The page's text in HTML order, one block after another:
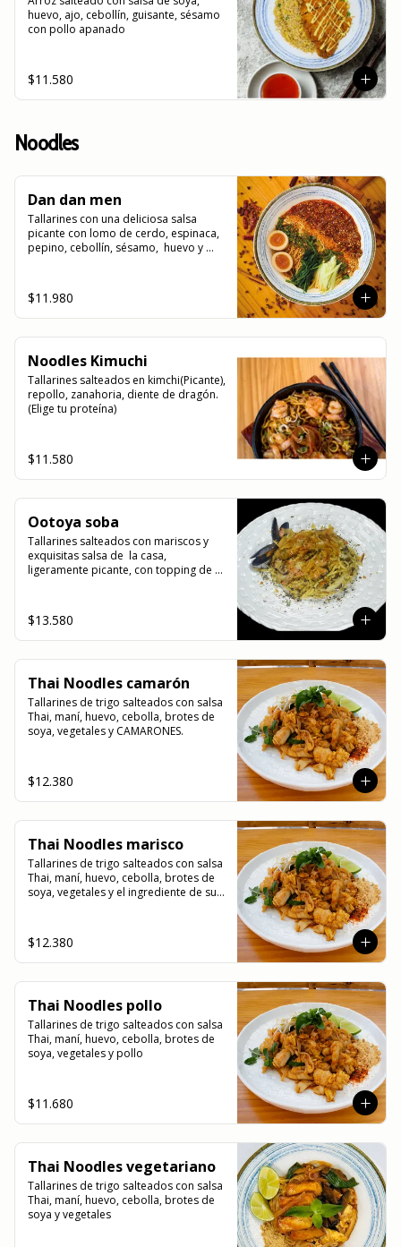
huevo, ajo, cebollín, guisante, sésamo
con pollo apanado
$11.580
Noodles
Dan dan men
Tallarines con una deliciosa salsa
picante con lomo de cerdo, espinaca,
pepino, cebollín, sésamo,  huevo y
$11.980
Noodles Kimuchi
Tallarines salteados en kimchi(Picante),
repollo, zanahoria, diente de dragón.
(Elige tu proteína)
$11.580
Ootoya soba
Tallarines salteados con mariscos y
exquisitas salsa de  la casa,
ligeramente picante, con topping de
$13.580
Thai Noodles camarón
Tallarines de trigo salteados con salsa
Thai, maní, huevo, cebolla, brotes de
soya, vegetales y CAMARONES.
$12.380
Thai Noodles marisco
Tallarines de trigo salteados con salsa
Thai, maní, huevo, cebolla, brotes de
soya, vegetales y el ingrediente de su
$12.380
Thai Noodles pollo
Tallarines de trigo salteados con salsa
Thai, maní, huevo, cebolla, brotes de
soya, vegetales y pollo
$11.680
Thai Noodles vegetariano
Tallarines de trigo salteados con salsa
Thai, maní, huevo, cebolla, brotes de
soya y vegetales